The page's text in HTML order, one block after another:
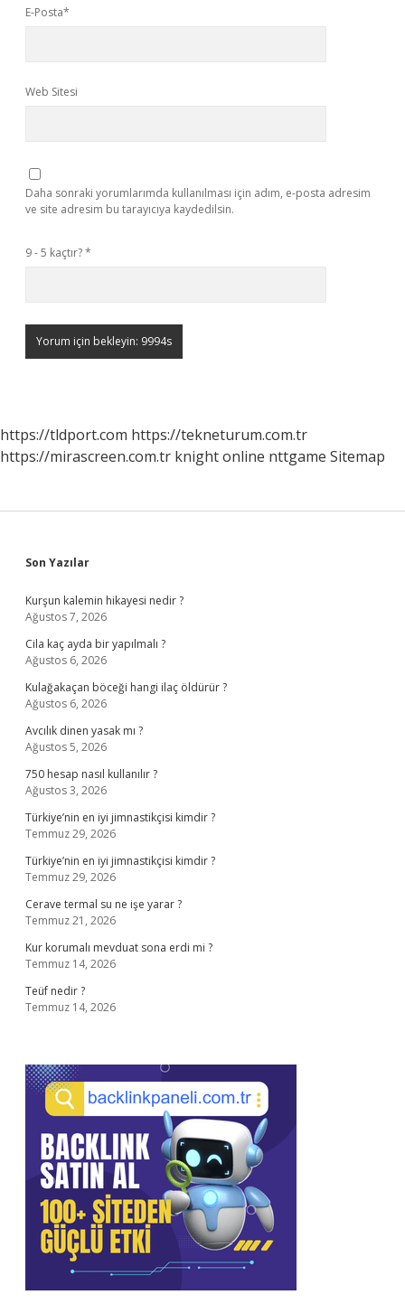
E-Posta*
Web Sitesi
Daha sonraki yorumlarımda kullanılması için adım, e-posta adresim
ve site adresim bu tarayıcıya kaydedilsin.
9 - 5 kaçtır?*
https://tldport.com https://tekneturum.com.tr
https://mirascreen.com.tr knight online nttgame Sitemap
Sidebar
Son Yazılar
Kurşun kalemin hikayesi nedir ?
Ağustos 7, 2026
Cila kaç ayda bir yapılmalı ?
Ağustos 6, 2026
Kulağakaçan böceği hangi ilaç öldürür ?
Ağustos 6, 2026
Avcılık dinen yasak mı ?
Ağustos 5, 2026
750 hesap nasıl kullanılır ?
Ağustos 3, 2026
Türkiye’nin en iyi jimnastikçisi kimdir ?
Temmuz 29, 2026
Türkiye’nin en iyi jimnastikçisi kimdir ?
Temmuz 29, 2026
Cerave termal su ne işe yarar ?
Temmuz 21, 2026
Kur korumalı mevduat sona erdi mi ?
Temmuz 14, 2026
Teüf nedir ?
Temmuz 14, 2026